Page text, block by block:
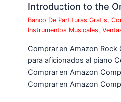
Introduction to the
Banco De Partituras Gratis,
Instrumentos Musicales,
Comprar en Amazon Rock
para aficionados al piano
Comprar en Amazon
Comprar en Amazon